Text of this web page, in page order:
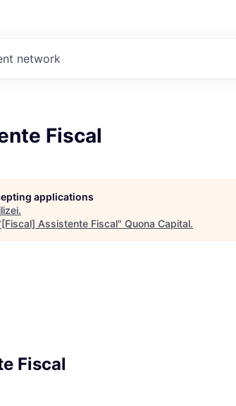
network
Fiscal
applications
.
[Fiscal] Assistente Fiscal" Quona Capital.
Fiscal